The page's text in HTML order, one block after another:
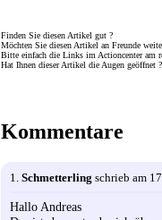
Finden Sie diesen Artikel gut ?
Möchten Sie diesen Artikel an Freunde
Bitte einfach die Links im Actioncenter am
Hat Ihnen dieser Artikel die Augen geöffnet
Kommentare
1. Schmetterling schrieb am
Hallo Andreas